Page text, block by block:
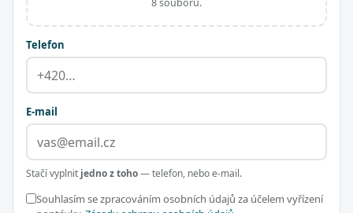
8 souborů.
Telefon
E-mail
Stačí vyplnit jedno z toho— telefon, nebo e-mail.
Souhlasím se zpracováním osobních údajů za účelem vyřízení